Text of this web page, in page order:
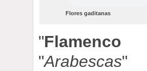
Flores gaditanas
"Flamenco
"Arabescas"